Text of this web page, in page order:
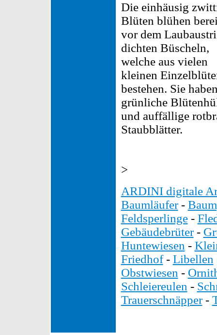
Die einhäusig
Blüten blühen
vor dem
dichten Büscheln,
welche aus vielen
kleinen
bestehen. Sie
grünliche
und auffällige
Staubblätter.
>
ARDINI digitale
Baumläufer-
Feldsperlinge-
Gebäudebrüter-
Huntewiesen -
Friedhof- Libellen
Obstwiesen -
Schleiereulen -
Trauerschnäpper-